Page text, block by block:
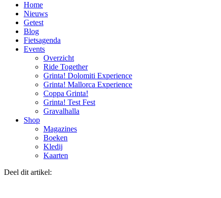
Home
Nieuws
Getest
Blog
Fietsagenda
Events
Overzicht
Ride Together
Grinta! Dolomiti Experience
Grinta! Mallorca Experience
Coppa Grinta!
Grinta! Test Fest
Gravalhalla
Shop
Magazines
Boeken
Kledij
Kaarten
Deel dit artikel: